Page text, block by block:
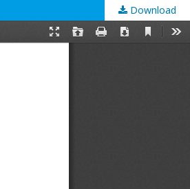
Download